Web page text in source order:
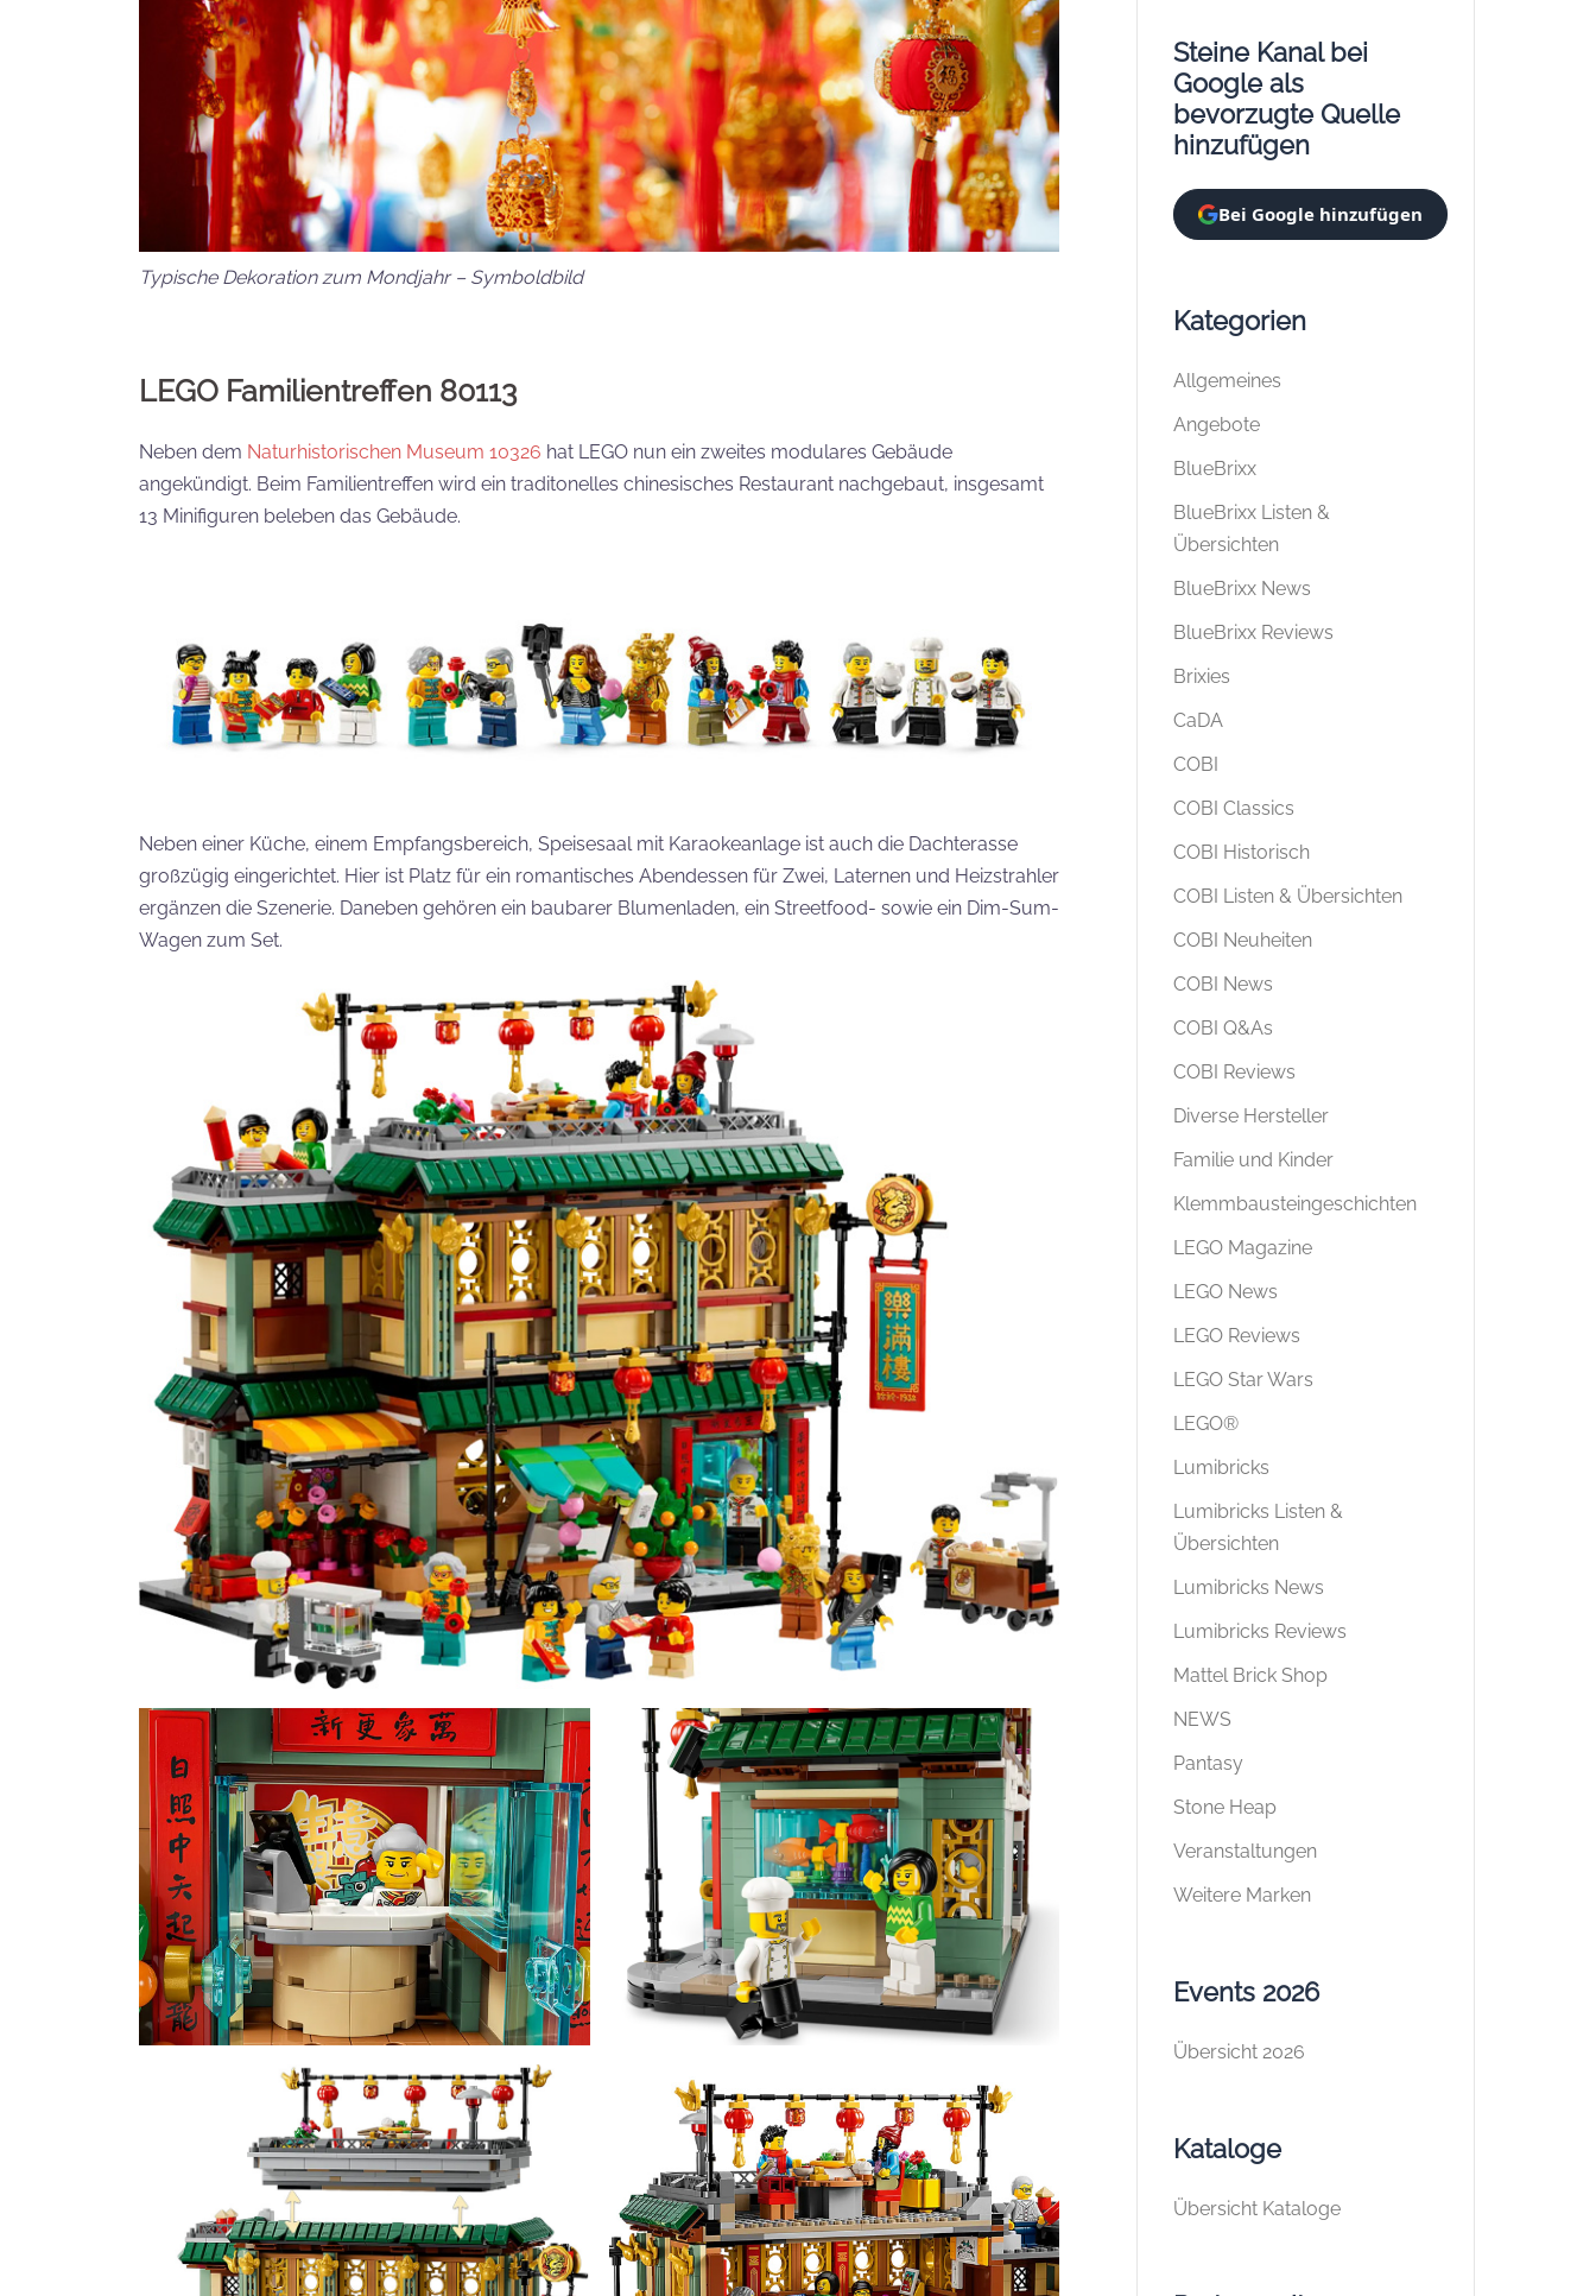
Typische Dekoration zum Mondjahr – Symboldbild
LEGO Familientreffen 80113
Neben dem Naturhistorischen Museum 10326 hat LEGO nun ein zweites modulares Gebäude
angekündigt. Beim Familientreffen wird ein traditonelles chinesisches Restaurant nachgebaut, insgesamt
13 Minifiguren beleben das Gebäude.
Neben einer Küche, einem Empfangsbereich, Speisesaal mit Karaokeanlage ist auch die Dachterasse
großzügig eingerichtet. Hier ist Platz für ein romantisches Abendessen für Zwei, Laternen und Heizstrahler
ergänzen die Szenerie. Daneben gehören ein baubarer Blumenladen, ein Streetfood- sowie ein Dim-Sum-
Wagen zum Set.
Steine Kanal bei
Google als
bevorzugte Quelle
hinzufügen
Bei Google hinzufügen
Kategorien
Allgemeines
Angebote
BlueBrixx
BlueBrixx Listen &
Übersichten
BlueBrixx News
BlueBrixx Reviews
Brixies
CaDA
COBI
COBI Classics
COBI Historisch
COBI Listen & Übersichten
COBI Neuheiten
COBI News
COBI Q&As
COBI Reviews
Diverse Hersteller
Familie und Kinder
Klemmbausteingeschichten
LEGO Magazine
LEGO News
LEGO Reviews
LEGO Star Wars
LEGO®
Lumibricks
Lumibricks Listen &
Übersichten
Lumibricks News
Lumibricks Reviews
Mattel Brick Shop
NEWS
Pantasy
Stone Heap
Veranstaltungen
Weitere Marken
Events 2026
Übersicht 2026
Kataloge
Übersicht Kataloge